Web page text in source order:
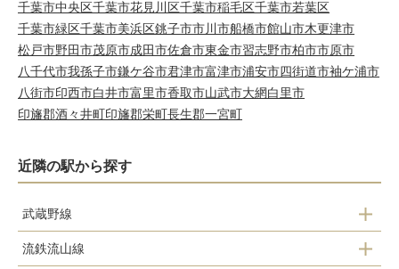
千葉市中央区千葉市花見川区千葉市稲毛区千葉市若葉区
千葉市緑区千葉市美浜区銚子市市川市船橋市館山市木更津市
松戸市野田市茂原市成田市佐倉市東金市習志野市柏市市原市
八千代市我孫子市鎌ケ谷市君津市富津市浦安市四街道市袖ケ浦市
八街市印西市白井市富里市香取市山武市大網白里市
印旛郡酒々井町印旛郡栄町長生郡一宮町
近隣の駅から探す
武蔵野線
南流山駅
流鉄流山線